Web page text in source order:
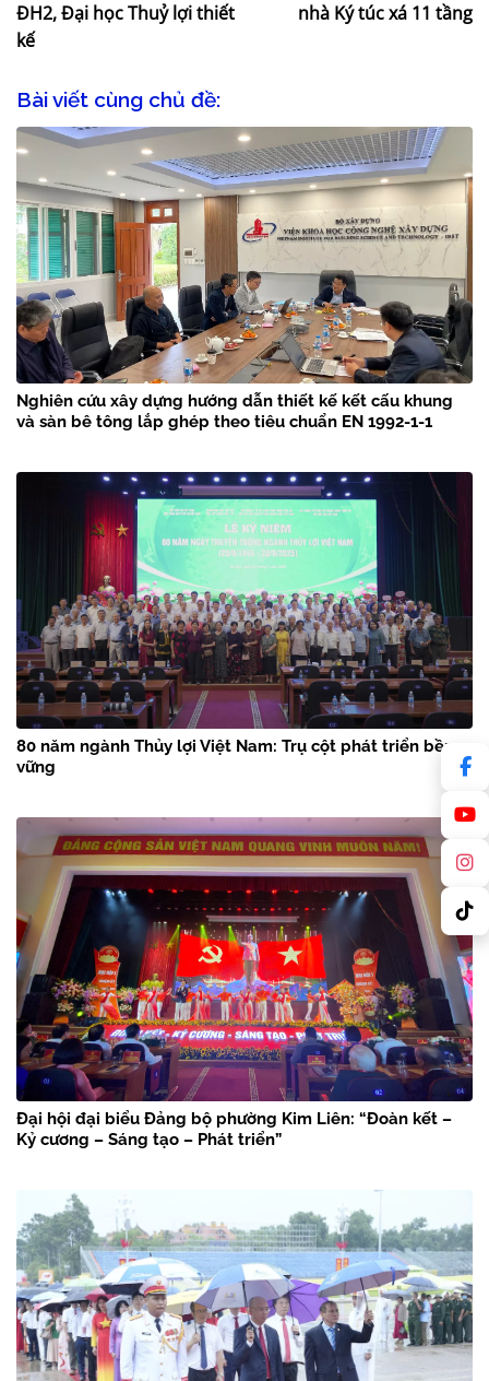
ĐH2, Đại học Thuỷ lợi thiết
kế
nhà Ký túc xá 11 tầng
Bài viết cùng chủ đề:
Nghiên cứu xây dựng hướng dẫn thiết kế kết cấu khung
và sàn bê tông lắp ghép theo tiêu chuẩn EN 1992-1-1
80 năm ngành Thủy lợi Việt Nam: Trụ cột phát triển bền
vững
Đại hội đại biểu Đảng bộ phường Kim Liên: “Đoàn kết –
Kỷ cương – Sáng tạo – Phát triển”